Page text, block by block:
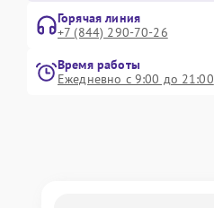
Горячая линия
+7 (844) 290-70-26
Время работы
Ежедневно с 9:00 до 21:00